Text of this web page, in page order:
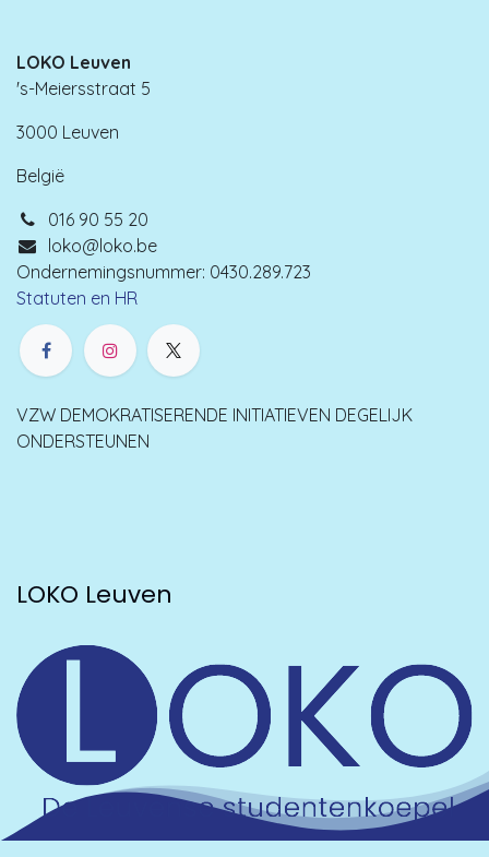
LOKO Leuven
's-Meiersstraat 5
3000 Leuven
België
016 90 55 20
loko@loko.be
Ondernemingsnummer: 0430.289.723
Statuten en HR
VZW DEMOKRATISERENDE INITIATIEVEN DEGELIJK
ONDERSTEUNEN
LOKO Leuven